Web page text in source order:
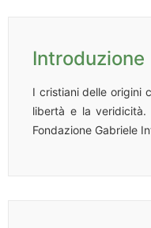
Introduzione
I cristiani delle origini
libertà e la veridicità.
Fondazione Gabriele